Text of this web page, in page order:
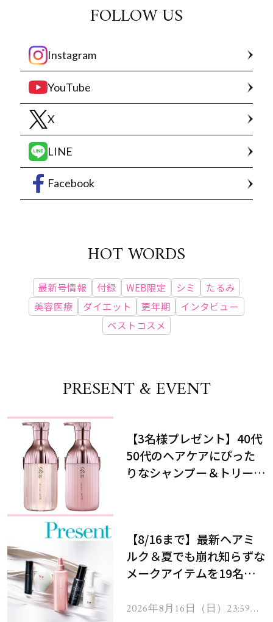
FOLLOW US
Instagram
YouTube
X
LINE
Facebook
HOT WORDS
最新号情報 付録 WEB限定 シミ
たるみ
美容医療
ダイエット 更年期
インタビュー
ベストコスメ
PRESENT & EVENT
【3名様プレゼント】40代
50代のヘアケアにぴった
りなシャンプー＆トリート
【8/16まで】最新ヘアミ
ルク＆夏でも崩れ知らずな
メークアイテムを19名様
2026年8月16日（日）23:59ま